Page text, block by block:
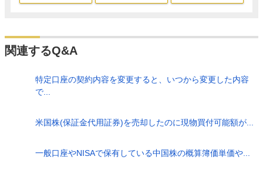
関連するQ&A
特定口座の契約内容を変更すると、いつから変更した内容
で...
米国株(保証金代用証券)を売却したのに現物買付可能額が...
一般口座やNISAで保有している中国株の概算簿価単価や...